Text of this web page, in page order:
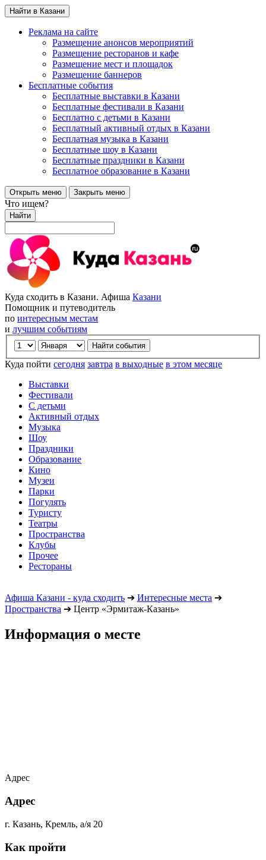
Найти в Казани
Реклама на сайте
Размещение анонсов мероприятий
Размещение ресторанов и кафе
Размещение мест и площадок
Размещение баннеров
Бесплатные события
Бесплатные выставки в Казани
Бесплатные фестивали в Казани
Бесплатно с детьми в Казани
Бесплатный активный отдых в Казани
Бесплатная музыка в Казани
Бесплатные шоу в Казани
Бесплатные праздники в Казани
Бесплатное образование в Казани
Открыть меню Закрыть меню
Что ищем?
Найти
Куда сходить в Казани. Афиша Казани
Помощник и путеводитель
по интересным местам
и лучшим событиям
Куда пойти сегодня завтра в выходные в этом месяце
Выставки
Фестивали
С детьми
Активный отдых
Музыка
Шоу
Праздники
Образование
Кино
Музеи
Парки
Погулять
Туристу
Театры
Пространства
Клубы
Прочее
Рестораны
Афиша Казани - куда сходить ➔ Интересные места ➔
Пространства ➔ Центр «Эрмитаж-Казань»
Информация о месте
Адрес
Адрес
г. Казань, Кремль, а/я 20
Как пройти